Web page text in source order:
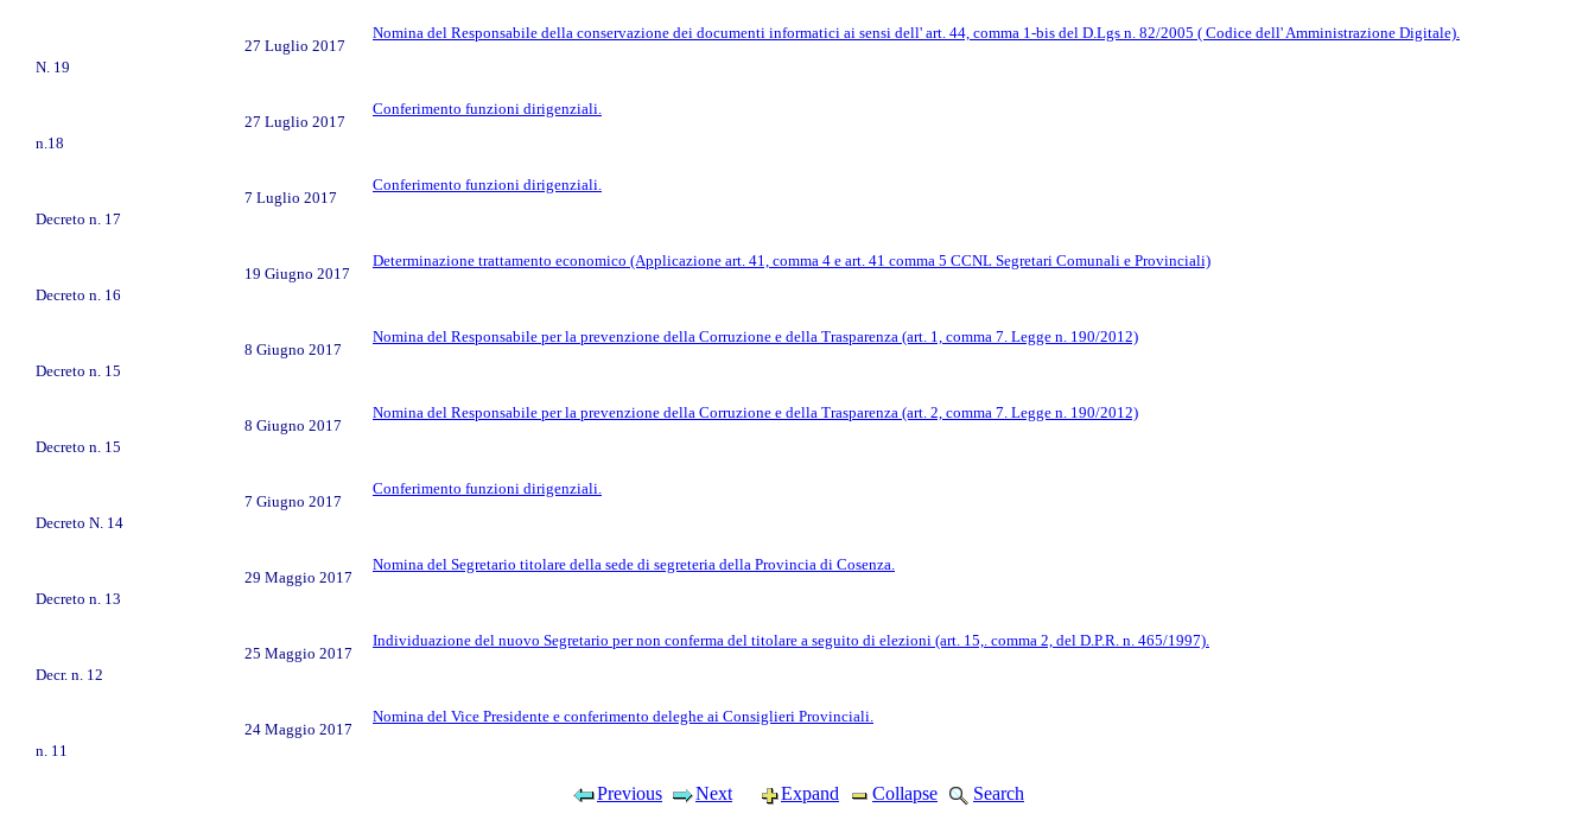
N. 19
27 Luglio 2017
Nomina del Responsabile della conservazione dei documenti informatici ai sensi dell' art. 44, comma 1-bis del D.Lgs n. 82/2005 ( Codice dell' Amministrazione Digitale).
n.18
27 Luglio 2017
Conferimento funzioni dirigenziali.
Decreto n. 17
7 Luglio 2017
Conferimento funzioni dirigenziali.
Decreto n. 16
19 Giugno 2017
Determinazione trattamento economico (Applicazione art. 41, comma 4 e art. 41 comma 5 CCNL Segretari Comunali e Provinciali)
Decreto n. 15
8 Giugno 2017
Nomina del Responsabile per la prevenzione della Corruzione e della Trasparenza (art. 1, comma 7. Legge n. 190/2012)
Decreto n. 15
8 Giugno 2017
Nomina del Responsabile per la prevenzione della Corruzione e della Trasparenza (art. 2, comma 7. Legge n. 190/2012)
Decreto N. 14
7 Giugno 2017
Conferimento funzioni dirigenziali.
Decreto n. 13
29 Maggio 2017
Nomina del Segretario titolare della sede di segreteria della Provincia di Cosenza.
Decr. n. 12
25 Maggio 2017
Individuazione del nuovo Segretario per non conferma del titolare a seguito di elezioni (art. 15,. comma 2, del D.P.R. n. 465/1997).
n. 11
24 Maggio 2017
Nomina del Vice Presidente e conferimento deleghe ai Consiglieri Provinciali.
Previous Next Expand Collapse Search